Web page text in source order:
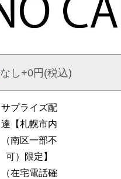
なし +0円(税込)
サプライズ配
達【札幌市内
（南区一部不
可）限定】
（在宅電話確